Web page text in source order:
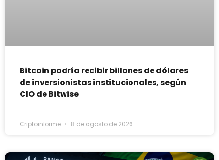
Bitcoin podría recibir billones de dólares
de inversionistas institucionales, según
CIO de Bitwise
Criptoinforme 8 de agosto de 2026